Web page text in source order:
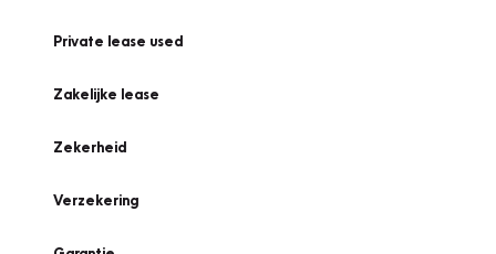
Private lease used
Zakelijke lease
Zekerheid
Verzekering